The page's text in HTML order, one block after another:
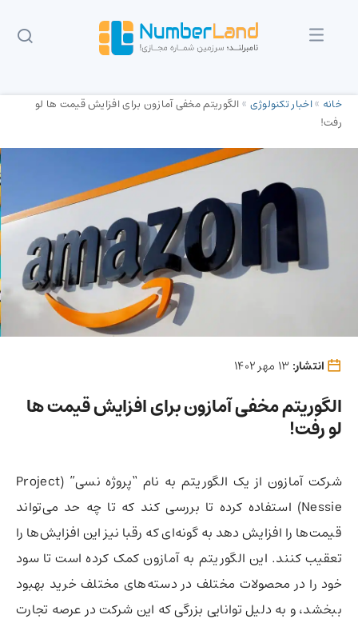
خانه »اخبار تکنولوژی »الگوریتم مخفی آمازون برای افزایش قیمت ها لو
رفت!
انتشار:
الگوریتم مخفی آمازون برای افزایش قیمت ها
لو رفت!
شرکت آمازون از یک الگوریتم به نام “پروژه نسی” (Project
Nessie) استفاده کرده تا بررسی کند که تا چه حد می‌تواند
قیمت‌ها را افزایش دهد به گونه‌ای که رقبا نیز این افزایش‌ها را
تعقیب کنند. این الگوریتم به آمازون کمک کرده است تا سود
خود را در محصولات مختلف در دسته‌های مختلف خرید بهبود
ببخشد، و به دلیل توانایی بزرگی که این شرکت در عرصه تجارت